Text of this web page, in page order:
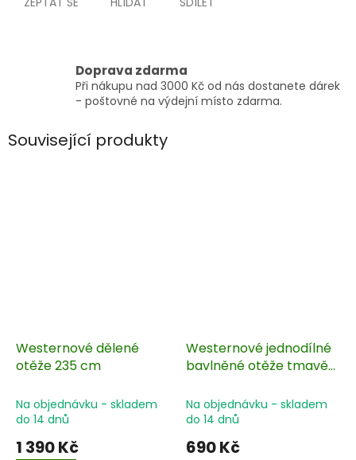
Doprava zdarma
Při nákupu nad 3000 Kč od nás dostanete dárek
- poštovné na výdejní místo zdarma.
Související produkty
Westernové dělené
otěže 235 cm
Na objednávku - skladem
do 14 dnů
1 390 Kč
Westernové jednodílné
bavlněné otěže tmavě
Na objednávku - skladem
do 14 dnů
690 Kč